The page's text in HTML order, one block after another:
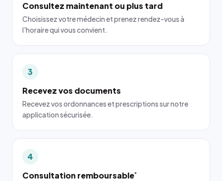
Consultez maintenant ou plus tard
Choisissez votre médecin et prenez rendez-vous à
l'horaire qui vous convient.
3
Recevez vos documents
Recevez vos ordonnances et prescriptions sur notre
application sécurisée.
4
Consultation remboursable*